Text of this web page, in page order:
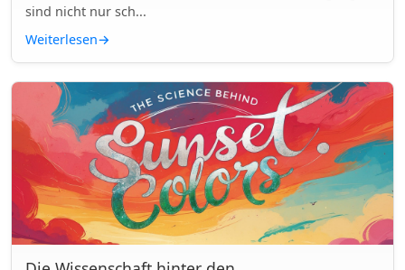
sind nicht nur sch...
Weiterlesen→